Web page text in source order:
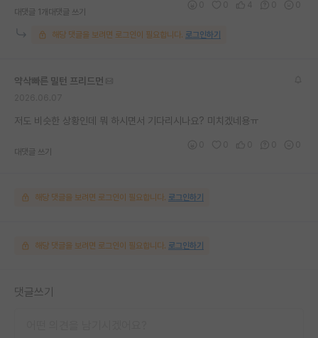
대댓글 1개 대댓글 쓰기
해당 댓글을 보려면 로그인이 필요합니다. 로그인하기
약삭빠른 밀턴 프리드먼
저도 비슷한 상황인데 뭐 하시면서 기다리시나요? 미치겠네용ㅠ
대댓글 쓰기
해당 댓글을 보려면 로그인이 필요합니다. 로그인하기
해당 댓글을 보려면 로그인이 필요합니다. 로그인하기
댓글쓰기